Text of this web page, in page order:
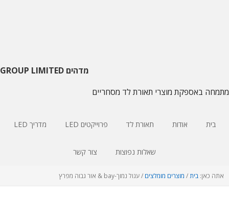
מדהים GROUP LIMITED
מתמחה באספקת מוצרי תאורת לד מסחריים
בית אודות תאורת לד פרוייקטים LED מדריך LED
שאלות נפוצות צור קשר
אתה כאן: בית/ מוצרים מומלצים /עגול נמוך-bay & אור גבוה מפרץ